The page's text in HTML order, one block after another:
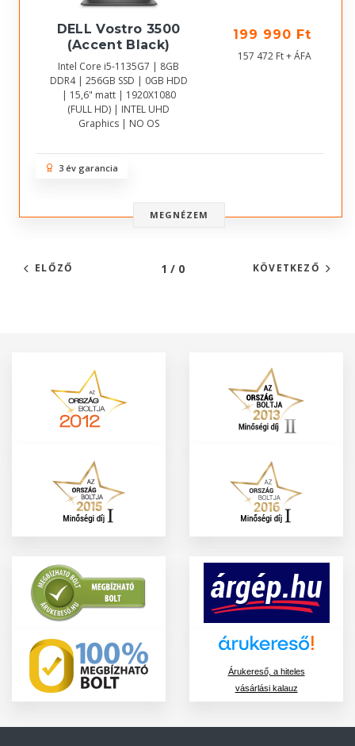
DELL Vostro 3500
(Accent Black)
Intel Core i5-1135G7 | 8GB
DDR4 | 256GB SSD | 0GB HDD
| 15,6" matt | 1920X1080
(FULL HD) | INTEL UHD
Graphics | NO OS
199 990 Ft
157 472 Ft + ÁFA
3 év garancia
MEGNÉZEM
ELŐZŐ 1 / 0 KÖVETKEZŐ
Árukereső, a hiteles
vásárlási kalauz